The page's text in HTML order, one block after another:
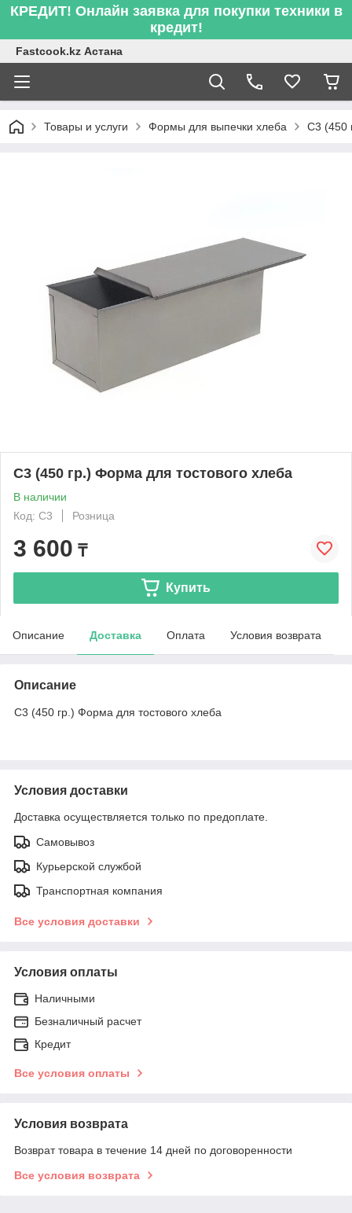
КРЕДИТ! Онлайн заявка для покупки техники в
кредит!
Fastcook.kz Астана
Товары и услуги Формы для выпечки хлеба С3 (450
С3 (450 гр.) Форма для тостового хлеба
В наличии
Код: C3
Розница
3 600 ₸
Купить
Описание Доставка Оплата Условия возврата
Описание
С3 (450 гр.) Форма для тостового хлеба
Условия доставки
Доставка осуществляется только по предоплате.
Самовывоз
Курьерской службой
Транспортная компания
Все условия доставки
Условия оплаты
Наличными
Безналичный расчет
Кредит
Все условия оплаты
Условия возврата
Возврат товара в течение 14 дней по договоренности
Все условия возврата